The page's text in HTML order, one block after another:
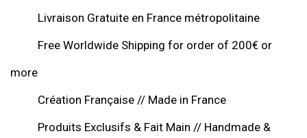
Livraison Gratuite en France métropolitaine
Free Worldwide Shipping for order of 200€ or
more
Création Française // Made in France
Produits Exclusifs & Fait Main // Handmade &